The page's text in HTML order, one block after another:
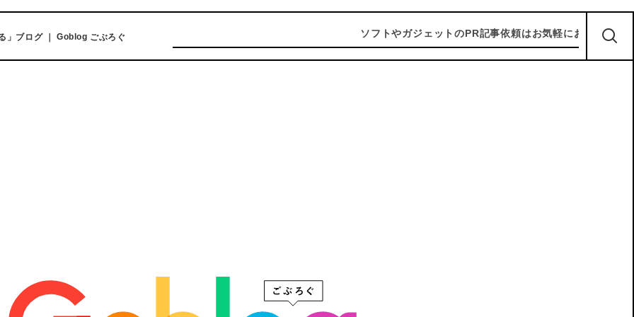
」ブログ ｜ Goblog ごぶろぐ ソフトやガジェットのPR記事依頼はお気軽にお問い合わせくださ